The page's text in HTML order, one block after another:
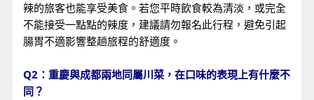
辣的旅客也能享受美食。若您平時飲食較為清淡，或完全
不能接受一點點的辣度，建議請勿報名此行程，避免引起
腸胃不適影響整趟旅程的舒適度。
Q2：重慶與成都兩地同屬川菜，在口味的表現上有什麼不
同？